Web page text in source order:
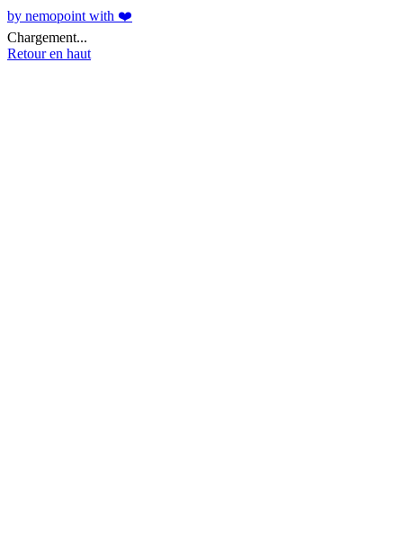
by nemopoint with ❤️
Chargement...
Retour en haut